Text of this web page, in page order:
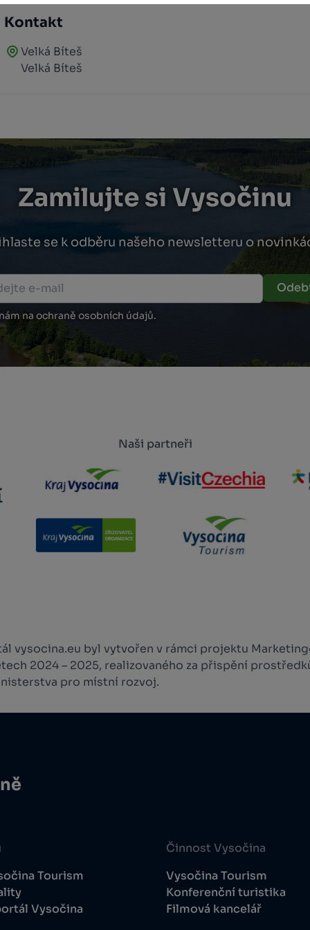
Kontakt
Velká Bíteš
Velká Bíteš
Zamilujte si Vysočinu
se k odběru našeho newsletteru o
na ochraně osobních údajů.
Naši partneři
vysocina.eu byl vytvořen v rámci projektu
2024 – 2025, realizovaného za přispění
pro místní rozvoj.
Tourism
Vysočina
Činnost Vysočina
Vysočina Tourism
Konferenční turistika
Filmová kancelář